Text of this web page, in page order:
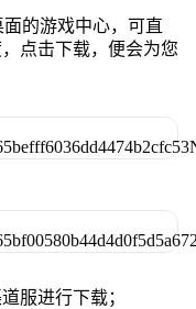
的游戏中心，可直
点击下载，便会为您
服进行下载；